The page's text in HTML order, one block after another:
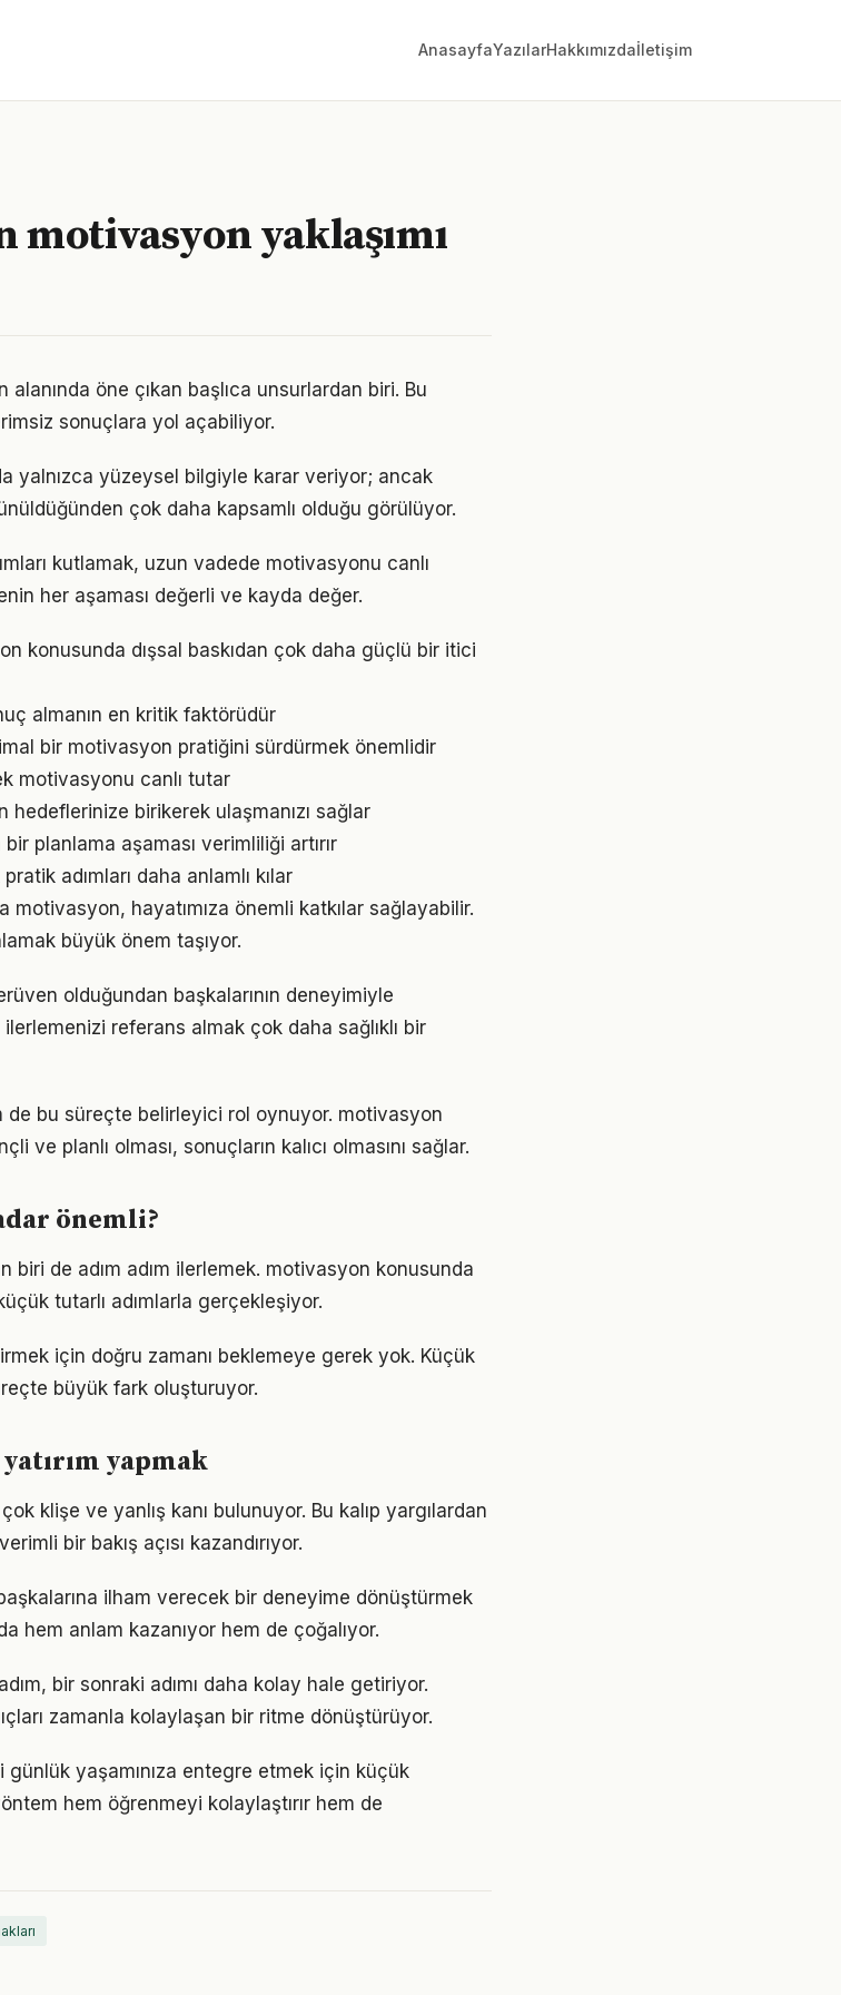
AnasayfaYazılarHakkımızdaİletişim
yaklaşımı
öne çıkan başlıca unsurlardan biri. Bu
sonuçlara yol açabiliyor.
yalnızca yüzeysel bilgiyle karar veriyor; ancak
çok daha kapsamlı olduğu görülüyor.
kutlamak, uzun vadede motivasyonu canlı
her aşaması değerli ve kayda değer.
konusunda dışsal baskıdan çok daha güçlü bir itici
almanın en kritik faktörüdür
bir motivasyon pratiğini sürdürmek önemlidir
motivasyonu canlı tutar
birikerek ulaşmanızı sağlar
planlama aşaması verimliliği artırır
adımları daha anlamlı kılar
motivasyon, hayatımıza önemli katkılar sağlayabilir.
büyük önem taşıyor.
olduğundan başkalarının deneyimiyle
referans almak çok daha sağlıklı bir
de bu süreçte belirleyici rol oynuyor. motivasyon
ve planlı olması, sonuçların kalıcı olmasını sağlar.
önemli?
biri de adım adım ilerlemek. motivasyon konusunda
tutarlı adımlarla gerçekleşiyor.
için doğru zamanı beklemeye gerek yok. Küçük
büyük fark oluşturuyor.
yapmak
klişe ve yanlış kanı bulunuyor. Bu kalıp yargılardan
bir bakış açısı kazandırıyor.
ilham verecek bir deneyime dönüştürmek
hem anlam kazanıyor hem de çoğalıyor.
bir sonraki adımı daha kolay hale getiriyor.
zamanla kolaylaşan bir ritme dönüştürüyor.
yaşamınıza entegre etmek için küçük
hem öğrenmeyi kolaylaştırır hem de